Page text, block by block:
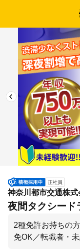
正社員
神奈川都市交通株
夜間タクシード
2種免許お持ちの
免OK／転職者・